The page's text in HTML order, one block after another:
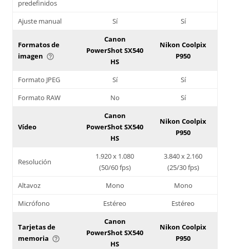
predefinidos
Ajuste manual Sí Sí
Formatos de
imagen help_outline
Canon
PowerShot SX540
HS
Nikon Coolpix
P950
Formato JPEG Sí
Sí
Formato RAW
No Sí
Vídeo
Canon
PowerShot SX540
HS
Nikon Coolpix
P950
Resolución
1.920 x 1.080
(50/60 fps)
3.840 x 2.160
(25/30 fps)
Altavoz
Mono
Mono
Micrófono
Estéreo Estéreo
Tarjetas de
memoria help_outline
Canon
PowerShot SX540
HS
Nikon Coolpix
P950